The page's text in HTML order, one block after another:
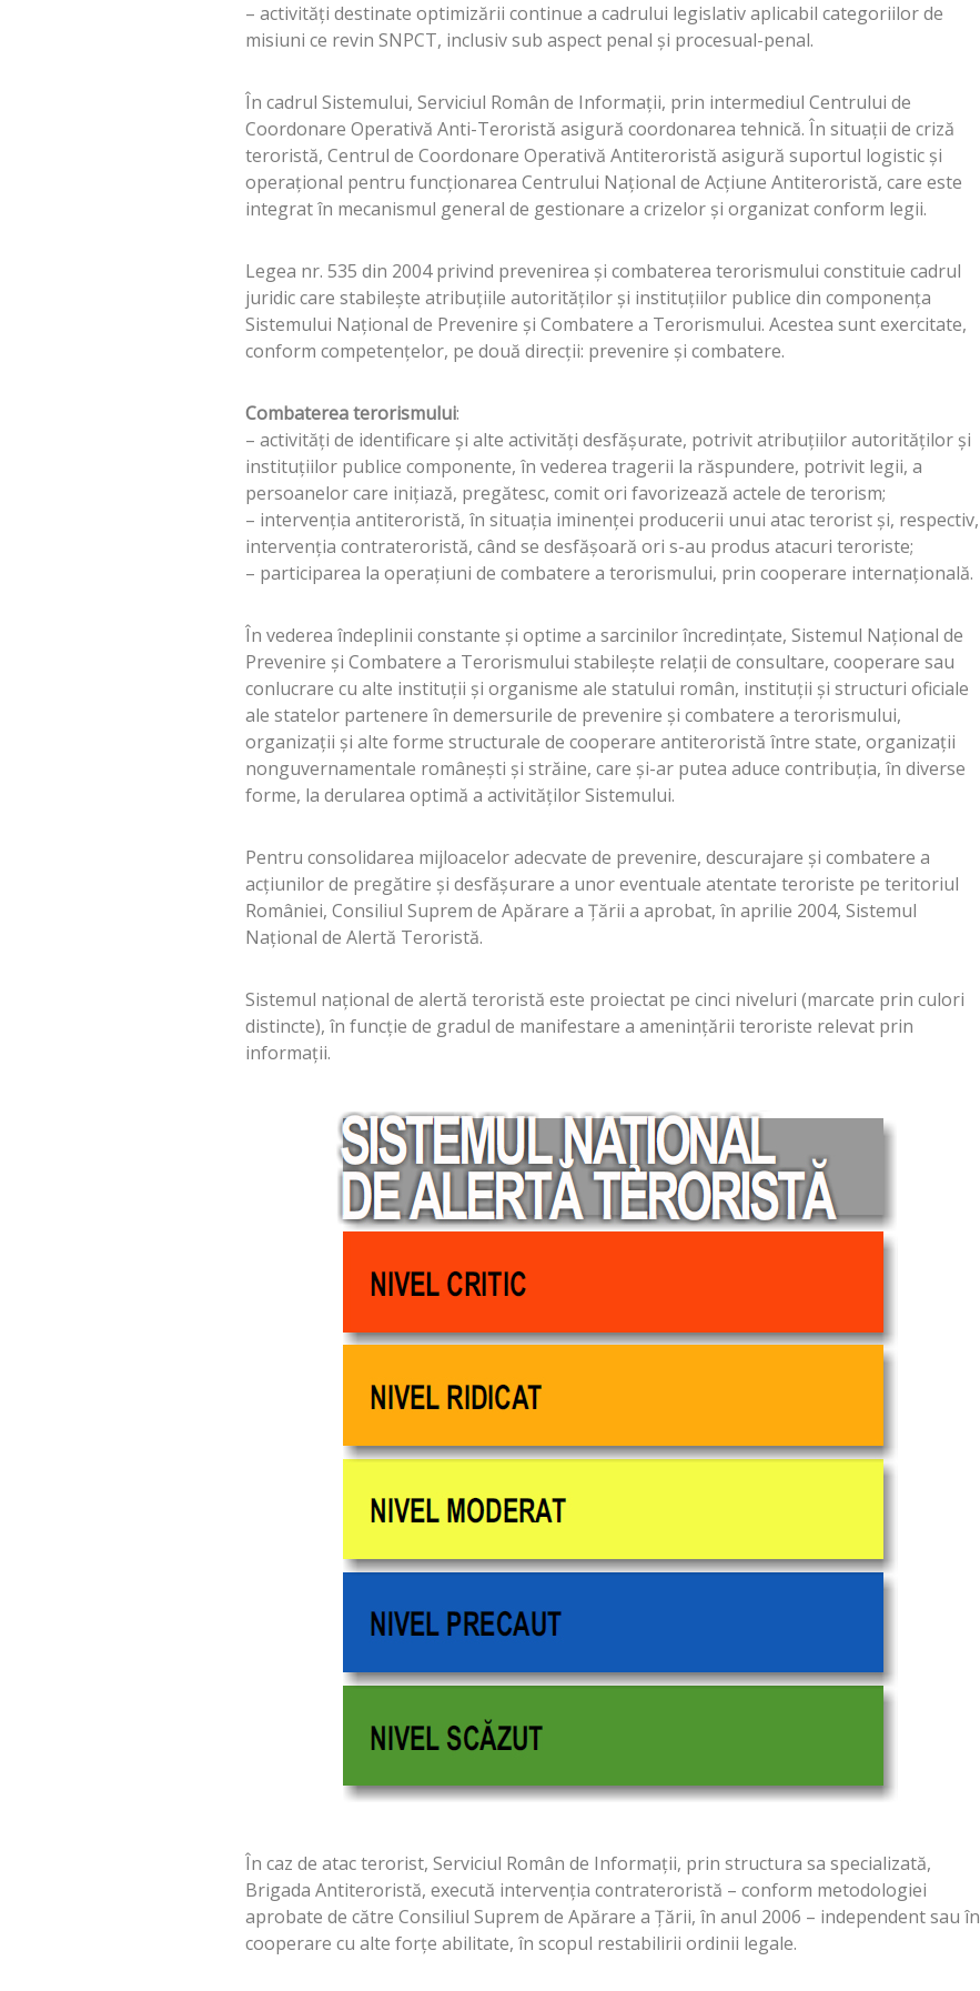
– activităţi destinate optimizării continue a cadrului legislativ aplicabil categoriilor de
misiuni ce revin SNPCT, inclusiv sub aspect penal şi procesual-penal.
În cadrul Sistemului, Serviciul Român de Informaţii, prin intermediul Centrului de
Coordonare Operativă Anti-Teroristă asigură coordonarea tehnică. În situaţii de criză
teroristă, Centrul de Coordonare Operativă Antiteroristă asigură suportul logistic şi
operaţional pentru funcţionarea Centrului Naţional de Acţiune Antiteroristă, care este
integrat în mecanismul general de gestionare a crizelor şi organizat conform legii.
Legea nr. 535 din 2004 privind prevenirea şi combaterea terorismului constituie cadrul
juridic care stabileşte atribuţiile autorităţilor şi instituţiilor publice din componenţa
Sistemului Naţional de Prevenire şi Combatere a Terorismului. Acestea sunt exercitate,
conform competenţelor, pe două direcţii: prevenire şi combatere.
Combaterea terorismului:
– activităţi de identificare şi alte activităţi desfăşurate, potrivit atribuţiilor autorităţilor şi
instituţiilor publice componente, în vederea tragerii la răspundere, potrivit legii, a
persoanelor care iniţiază, pregătesc, comit ori favorizează actele de terorism;
– intervenţia antiteroristă, în situaţia iminenţei producerii unui atac terorist şi, respectiv,
intervenţia contrateroristă, când se desfăşoară ori s-au produs atacuri teroriste;
– participarea la operaţiuni de combatere a terorismului, prin cooperare internaţională.
În vederea îndeplinii constante şi optime a sarcinilor încredinţate, Sistemul Naţional de
Prevenire şi Combatere a Terorismului stabileşte relaţii de consultare, cooperare sau
conlucrare cu alte instituţii şi organisme ale statului român, instituţii şi structuri oficiale
ale statelor partenere în demersurile de prevenire şi combatere a terorismului,
organizaţii şi alte forme structurale de cooperare antiteroristă între state, organizaţii
nonguvernamentale româneşti şi străine, care şi-ar putea aduce contribuţia, în diverse
forme, la derularea optimă a activităţilor Sistemului.
Pentru consolidarea mijloacelor adecvate de prevenire, descurajare şi combatere a
acţiunilor de pregătire şi desfăşurare a unor eventuale atentate teroriste pe teritoriul
României, Consiliul Suprem de Apărare a Ţării a aprobat, în aprilie 2004, Sistemul
Naţional de Alertă Teroristă.
Sistemul naţional de alertă teroristă este proiectat pe cinci niveluri (marcate prin culori
distincte), în funcţie de gradul de manifestare a ameninţării teroriste relevat prin
informaţii.
În caz de atac terorist, Serviciul Român de Informaţii, prin structura sa specializată,
Brigada Antiteroristă, execută intervenţia contrateroristă – conform metodologiei
aprobate de către Consiliul Suprem de Apărare a Ţării, în anul 2006 – independent sau în
cooperare cu alte forţe abilitate, în scopul restabilirii ordinii legale.